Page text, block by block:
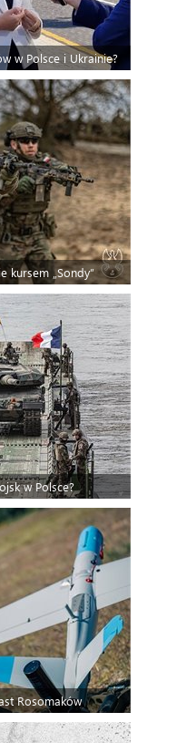
w Polsce i Ukrainie?
kursem „Sondy”
w Polsce?
Rosomaków